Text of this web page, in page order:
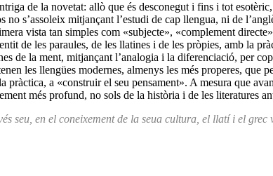
de la novetat: allò que és desconegut i fins i tot
no s’assoleix mitjançant l’estudi de cap llengua, ni de
vista tan simples com «subjecte», «complement
de les paraules, de les llatines i de les pròpies, amb la
de la ment, mitjançant l’analogia i la diferenciació, per
les llengües modernes, almenys les més properes, que
a «construir el seu pensament». A mesura que
més profund, no sols de la història i de les literatures
seu, en el coneixement de la seua cultura, el llatí i el